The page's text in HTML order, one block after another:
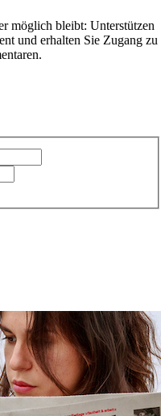
möglich bleibt: Unterstützen
und erhalten Sie Zugang zu